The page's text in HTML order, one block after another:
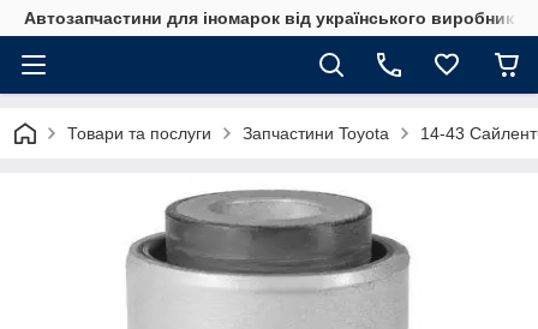
Автозапчастини для іномарок від українського виробника
Товари та послуги Запчастини Toyota 14-43